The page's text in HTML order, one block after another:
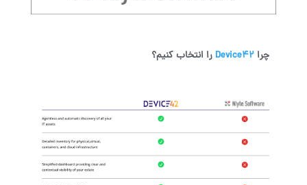
چرا Device42 را انتخاب کنیم؟